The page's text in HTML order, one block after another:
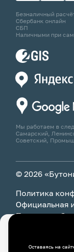
17 240 ₽
Безналичный
Сбербанк онлайн
СБП
Наличными при
Мы работаем в
Самарский,
Советский,
© 2026
Политика
Официальная
Политика
Оставаясь на
использованием
Оставаясь на